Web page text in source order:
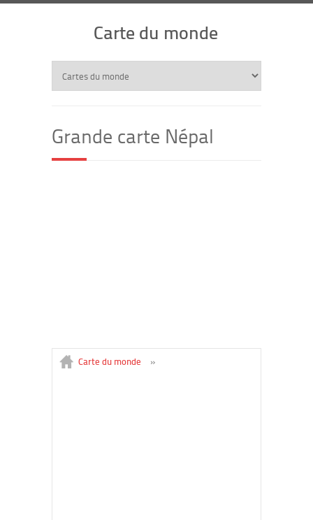
Carte du monde
Grande carte Népal
Carte du monde »